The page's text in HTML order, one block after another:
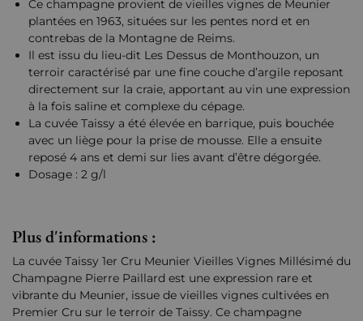
Ce champagne provient de vieilles vignes de Meunier
plantées en 1963, situées sur les pentes nord et en
contrebas de la Montagne de Reims.
Il est issu du lieu-dit Les Dessus de Monthouzon, un
terroir caractérisé par une fine couche d’argile reposant
directement sur la craie, apportant au vin une expression
à la fois saline et complexe du cépage.
La cuvée Taissy a été élevée en barrique, puis bouchée
avec un liège pour la prise de mousse. Elle a ensuite
reposé 4 ans et demi sur lies avant d’être dégorgée.
Dosage : 2 g/l
Plus d'informations :
La cuvée Taissy 1er Cru Meunier Vieilles Vignes Millésimé du
Champagne Pierre Paillard est une expression rare et
vibrante du Meunier, issue de vieilles vignes cultivées en
Premier Cru sur le terroir de Taissy. Ce champagne